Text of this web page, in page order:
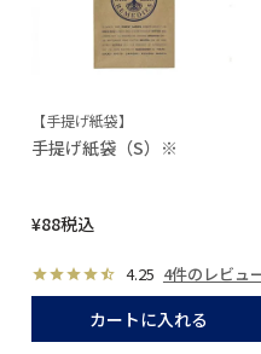
【手提げ紙袋】
手提げ紙袋（S）※
¥88税込
4.25 4件のレビュ
カートに入れる